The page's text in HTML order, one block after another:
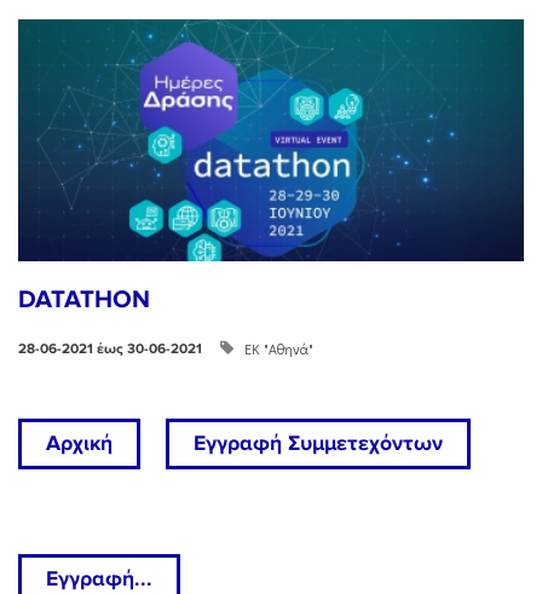
DATATHON
28-06-2021 έως 30-06-2021 ΕΚ "Αθηνά"
Αρχική Εγγραφή Συμμετεχόντων
Εγγραφή...